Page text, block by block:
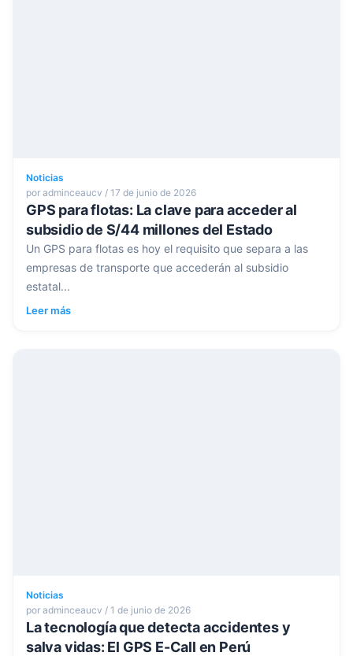
Noticias
por adminceaucv / 17 de junio de 2026
GPS para flotas: La clave para acceder al
subsidio de S/44 millones del Estado
Un GPS para flotas es hoy el requisito que separa a las
empresas de transporte que accederán al subsidio
estatal...
Leer más
Noticias
por adminceaucv / 1 de junio de 2026
La tecnología que detecta accidentes y
salva vidas: El GPS E-Call en Perú